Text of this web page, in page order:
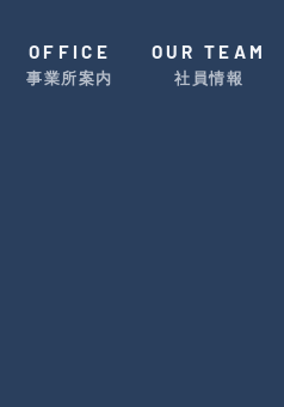
OFFICE
事業所案内
OUR TEAM
社員情報